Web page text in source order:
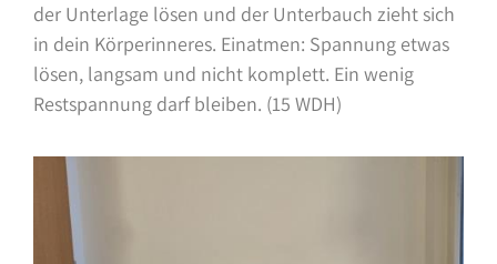
der Unterlage lösen und der Unterbauch zieht sich
in dein Körperinneres. Einatmen: Spannung etwas
lösen, langsam und nicht komplett. Ein wenig
Restspannung darf bleiben. (15 WDH)